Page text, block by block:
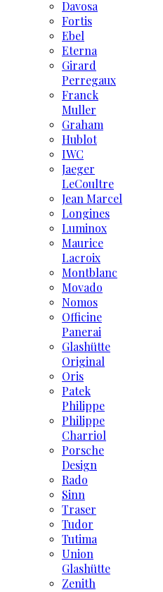
Davosa
Fortis
Ebel
Eterna
Girard
Perregaux
Franck
Muller
Graham
Hublot
IWC
Jaeger
LeCoultre
Jean Marcel
Longines
Luminox
Maurice
Lacroix
Montblanc
Movado
Nomos
Officine
Panerai
Glashütte
Original
Oris
Patek
Philippe
Philippe
Charriol
Porsche
Design
Rado
Sinn
Traser
Tudor
Tutima
Union
Glashütte
Zenith